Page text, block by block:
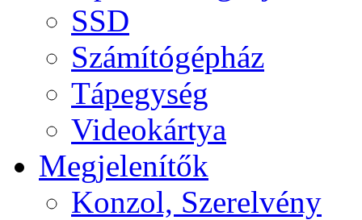
SSD
Számítógépház
Tápegység
Videokártya
Megjelenítők
Konzol, Szerelvény